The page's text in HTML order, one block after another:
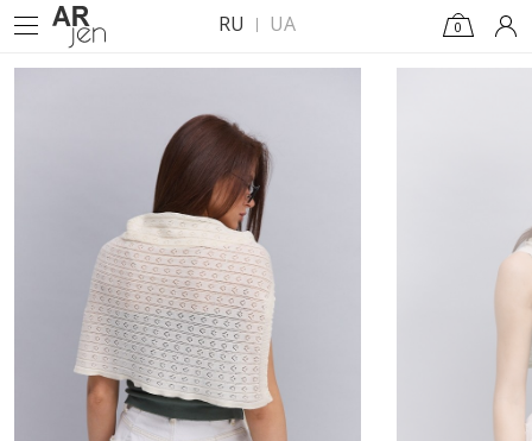
RU UA 0